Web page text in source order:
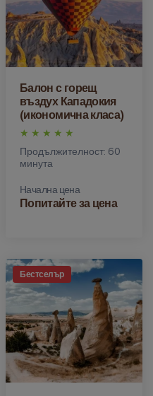
Балон с горещ
въздух Кападокия
(икономична класа)
Продължителност: 60
минута
Начална цена
Попитайте за цена
Бестселър